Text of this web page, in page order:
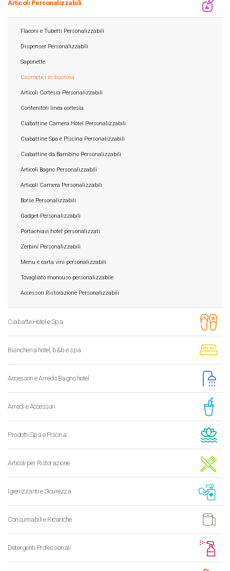
Articoli Personalizzabili
Flaconi e Tubetti Personalizzabili
Dispenser Personalizzabili
Saponette
Cosmetici in bustina
Articoli Cortesia Personalizzabili
Contenitori linea cortesia
Ciabattine Camera Hotel Personalizzabili
Ciabattine Spa e Piscina Personalizzabili
Ciabattine da Bambino Personalizzabili
Articoli Bagno Personalizzabili
Articoli Camera Personalizzabili
Borse Personalizzabili
Gadget Personalizzabili
Portachiavi hotel personalizzati
Zerbini Personalizzabili
Menu e carta vini personalizzabili
Tovagliato monouso personalizzabile
Accessori Ristorazione Personalizzabili
Ciabatte Hotel e Spa
Biancheria hotel, b&b e spa
Accessori e Arredo Bagno hotel
Arredi e Accessori
Prodotti Spa e Piscina
Articoli per Ristorazione
Igienizzanti e Sicurezza
Consumabili e Ricariche
Detergenti Professionali